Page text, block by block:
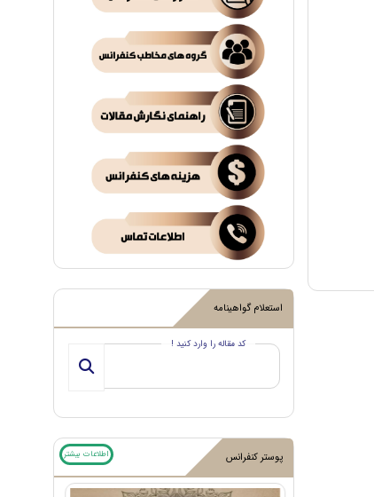
استعلام گواهینامه
کد مقاله را وارد کنید !
پوستر کنفرانس اطلاعات بیشتر